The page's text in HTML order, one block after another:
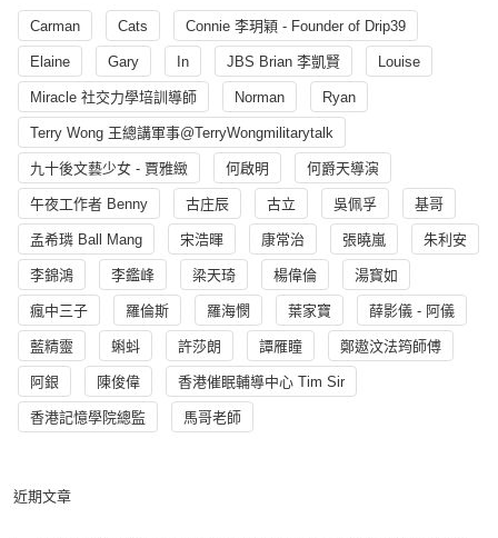
Carman Cats Connie 李玥穎 - Founder of Drip39
Elaine Gary In JBS Brian 李凱賢 Louise
Miracle 社交力學培訓導師 Norman Ryan
Terry Wong 王總講軍事@TerryWongmilitarytalk
九十後文藝少女 - 賈雅緻 何啟明 何爵天導演
午夜工作者 Benny 古庄辰 古立 吳佩孚 基哥
孟希璘 Ball Mang 宋浩暉 康常治 張曉嵐 朱利安
李錦鴻 李鑑峰 梁天琦 楊偉倫 湯寳如
瘋中三子 羅倫斯 羅海憫 葉家寶 薛影儀 - 阿儀
藍精靈 蝌蚪 許莎朗 譚雁瞳 鄭遨汶法筠師傅
阿銀 陳俊偉 香港催眠輔導中心 Tim Sir
香港記憶學院總監 馬哥老師
近期文章